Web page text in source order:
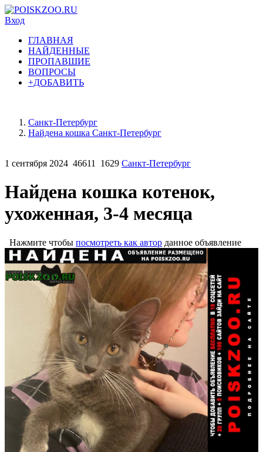
Вход
ГЛАВНАЯ
НАЙДЕННЫЕ
ПРОПАВШИЕ
ВОПРОСЫ
+ДОБАВИТЬ
Санкт-Петербург
Найдена кошка Санкт-Петербург
1 сентября 2024 46611 1629 Санкт-Петербург
Найдена кошка котенок,
ухоженная, 3-4 месяца
Нажмите чтобы посмотреть как автор данное объявление